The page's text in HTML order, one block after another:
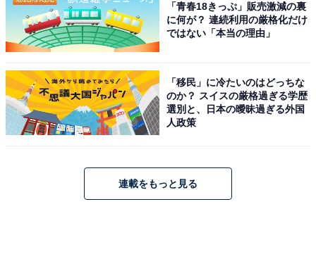
想像以上の紅茶感！ 底のスポンジがチョコレート
ケーキのよう
「青春18きっぷ」販売激減の裏
に何が？ 連続利用の厳格化だけ
ではない「本当の理由」
「移民」に冷たいのはどっちな
のか？ スイスの厳格過ぎる学歴
選別と、日本の曖昧過ぎる外国
人政策
連載をもっと見る